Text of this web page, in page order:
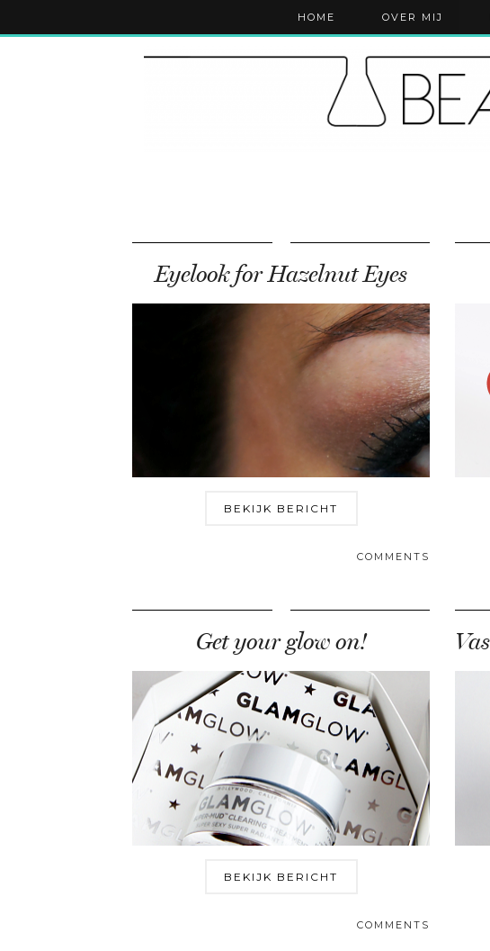
HOME OVER MIJ
Eyelook for Hazelnut Eyes
BEKIJK BERICHT
COMMENTS
Get your glow on!
BEKIJK BERICHT
COMMENTS